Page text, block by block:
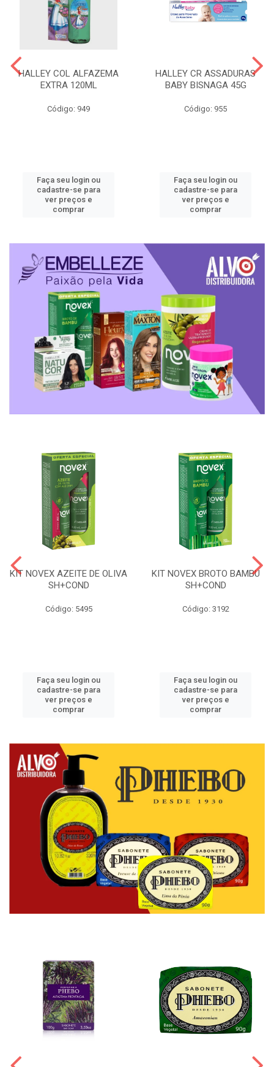
HALLEY COL ALFAZEMA
EXTRA 120ML
Código: 949
Faça seu login ou
cadastre-se para
ver preços e
comprar
HALLEY CR ASSADURAS
BABY BISNAGA 45G
Código: 955
Faça seu login ou
cadastre-se para
ver preços e
comprar
KIT NOVEX AZEITE DE OLIVA
SH+COND
Código: 5495
Faça seu login ou
cadastre-se para
ver preços e
comprar
KIT NOVEX BROTO BAMBU
SH+COND
Código: 3192
Faça seu login ou
cadastre-se para
ver preços e
comprar